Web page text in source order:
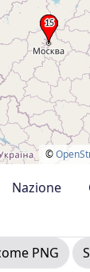
©
Nazione
PNG